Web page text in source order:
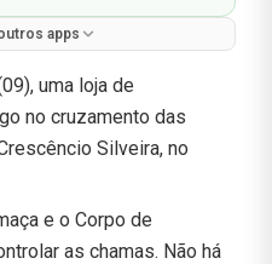
apps
uma loja de
no cruzamento das
Silveira, no
e o Corpo de
as chamas. Não há